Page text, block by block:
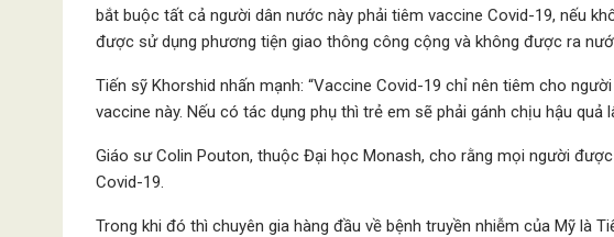
bắt buộc tất cả người dân nước này phải tiêm vaccine Covid-19, nếu
được sử dụng phương tiện giao thông công cộng và không được ra
Tiến sỹ Khorshid nhấn mạnh: “Vaccine Covid-19 chỉ nên tiêm cho
vaccine này. Nếu có tác dụng phụ thì trẻ em sẽ phải gánh chịu hậu quả
Giáo sư Colin Pouton, thuộc Đại học Monash, cho rằng mọi người
Covid-19.
Trong khi đó thì chuyên gia hàng đầu về bệnh truyền nhiễm của Mỹ là